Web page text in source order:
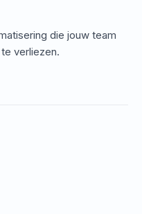
die jouw team
verliezen.